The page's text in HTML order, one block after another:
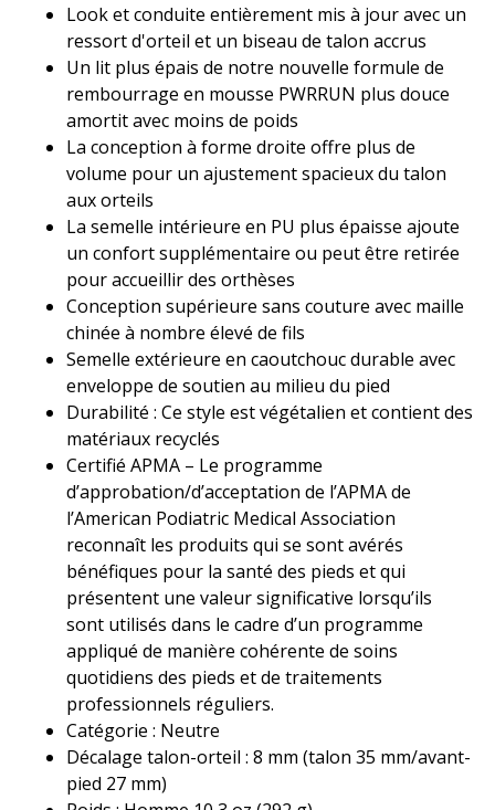
Look et conduite entièrement mis à jour avec un
ressort d'orteil et un biseau de talon accrus
Un lit plus épais de notre nouvelle formule de
rembourrage en mousse PWRRUN plus douce
amortit avec moins de poids
La conception à forme droite offre plus de
volume pour un ajustement spacieux du talon
aux orteils
La semelle intérieure en PU plus épaisse ajoute
un confort supplémentaire ou peut être retirée
pour accueillir des orthèses
Conception supérieure sans couture avec maille
chinée à nombre élevé de fils
Semelle extérieure en caoutchouc durable avec
enveloppe de soutien au milieu du pied
Durabilité : Ce style est végétalien et contient des
matériaux recyclés
Certifié APMA – Le programme
d’approbation/d’acceptation de l’APMA de
l’American Podiatric Medical Association
reconnaît les produits qui se sont avérés
bénéfiques pour la santé des pieds et qui
présentent une valeur significative lorsqu’ils
sont utilisés dans le cadre d’un programme
appliqué de manière cohérente de soins
quotidiens des pieds et de traitements
professionnels réguliers.
Catégorie : Neutre
Décalage talon-orteil : 8 mm (talon 35 mm/avant-
pied 27 mm)